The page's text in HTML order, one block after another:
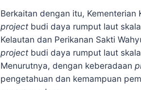
Berkaitan dengan itu,
project budi daya rumput laut
Kelautan dan Perikanan Sakti
project budi daya rumput laut
Menurutnya, dengan keberadaan
pengetahuan dan kemampuan